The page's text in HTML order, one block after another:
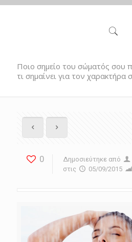
Ποιο σημείο του σώματός σου
τι σημαίνει για τον χαρακτήρα
0 Δημοσιεύτηκε από
στις
05/09/2015